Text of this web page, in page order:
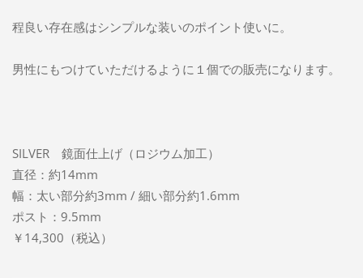
程良い存在感はシンプルな装いのポイント使いに。
男性にもつけていただけるように１個での販売になります。
SILVER 鏡面仕上げ（ロジウム加工）
直径：約14mm
幅：太い部分約3mm / 細い部分約1.6mm
ポスト：9.5mm
￥14,300（税込）